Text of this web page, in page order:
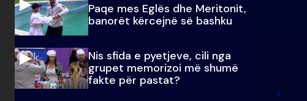
Paqe mes Eglës dhe Meritonit,
banorët kërcejnë së bashku
Nis sfida e pyetjeve, cili nga
grupet memorizoi më shumë
fakte për pastat?